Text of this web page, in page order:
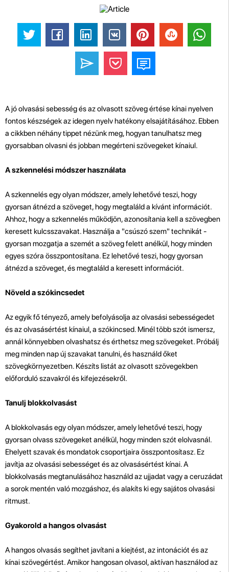
A jó olvasási sebesség és az olvasott szöveg értése kínai nyelven
fontos készségek az idegen nyelv hatékony elsajátításához. Ebben
a cikkben néhány tippet nézünk meg, hogyan tanulhatsz meg
gyorsabban olvasni és jobban megérteni szövegeket kínaiul.
A szkennelési módszer használata
A szkennelés egy olyan módszer, amely lehetővé teszi, hogy
gyorsan átnézd a szöveget, hogy megtaláld a kívánt információt.
Ahhoz, hogy a szkennelés működjön, azonosítania kell a szövegben
keresett kulcsszavakat. Használja a "csúszó szem" technikát -
gyorsan mozgatja a szemét a szöveg felett anélkül, hogy minden
egyes szóra összpontosítana. Ez lehetővé teszi, hogy gyorsan
átnézd a szöveget, és megtaláld a keresett információt.
Növeld a szókincsedet
Az egyik fő tényező, amely befolyásolja az olvasási sebességedet
és az olvasásértést kínaiul, a szókincsed. Minél több szót ismersz,
annál könnyebben olvashatsz és érthetsz meg szövegeket. Próbálj
meg minden nap új szavakat tanulni, és használd őket
szövegkörnyezetben. Készíts listát az olvasott szövegekben
előforduló szavakról és kifejezésekről.
Tanulj blokkolvasást
A blokkolvasás egy olyan módszer, amely lehetővé teszi, hogy
gyorsan olvass szövegeket anélkül, hogy minden szót elolvasnál.
Ehelyett szavak és mondatok csoportjaira összpontosítasz. Ez
javítja az olvasási sebességet és az olvasásértést kínai. A
blokkolvasás megtanulásához használd az ujjadat vagy a ceruzádat
a sorok mentén való mozgáshoz, és alakíts ki egy sajátos olvasási
ritmust.
Gyakorold a hangos olvasást
A hangos olvasás segíthet javítani a kiejtést, az intonációt és az
kínai szövegértést. Amikor hangosan olvasol, aktívan használod az